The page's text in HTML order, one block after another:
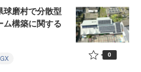
磨村で分散型
ム構築に関する
GX 0